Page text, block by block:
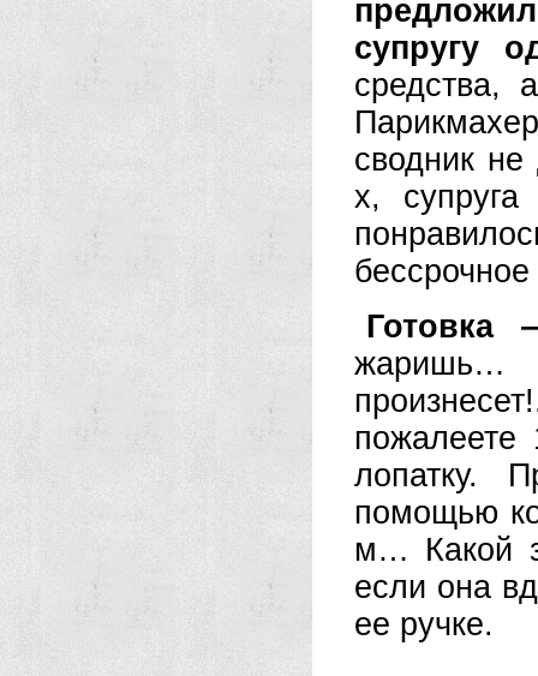
супругу
средства,
сводник
х,
Готовка
жаришь…
пожалеете
лопатку.
помощью
м… Какой
если она
ее ручке.